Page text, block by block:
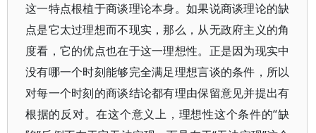
这一特点根植于商谈理论本身。如果说商谈理论的缺
点是它太过理想而不现实，那么，从无政府主义的角
度看，它的优点也在于这一理想性。正是因为现实中
没有哪一个时刻能够完全满足理想言谈的条件，所以
对每一个时刻的商谈结论都有理由保留意见并提出有
根据的反对。在这个意义上，理想性这个条件的“缺